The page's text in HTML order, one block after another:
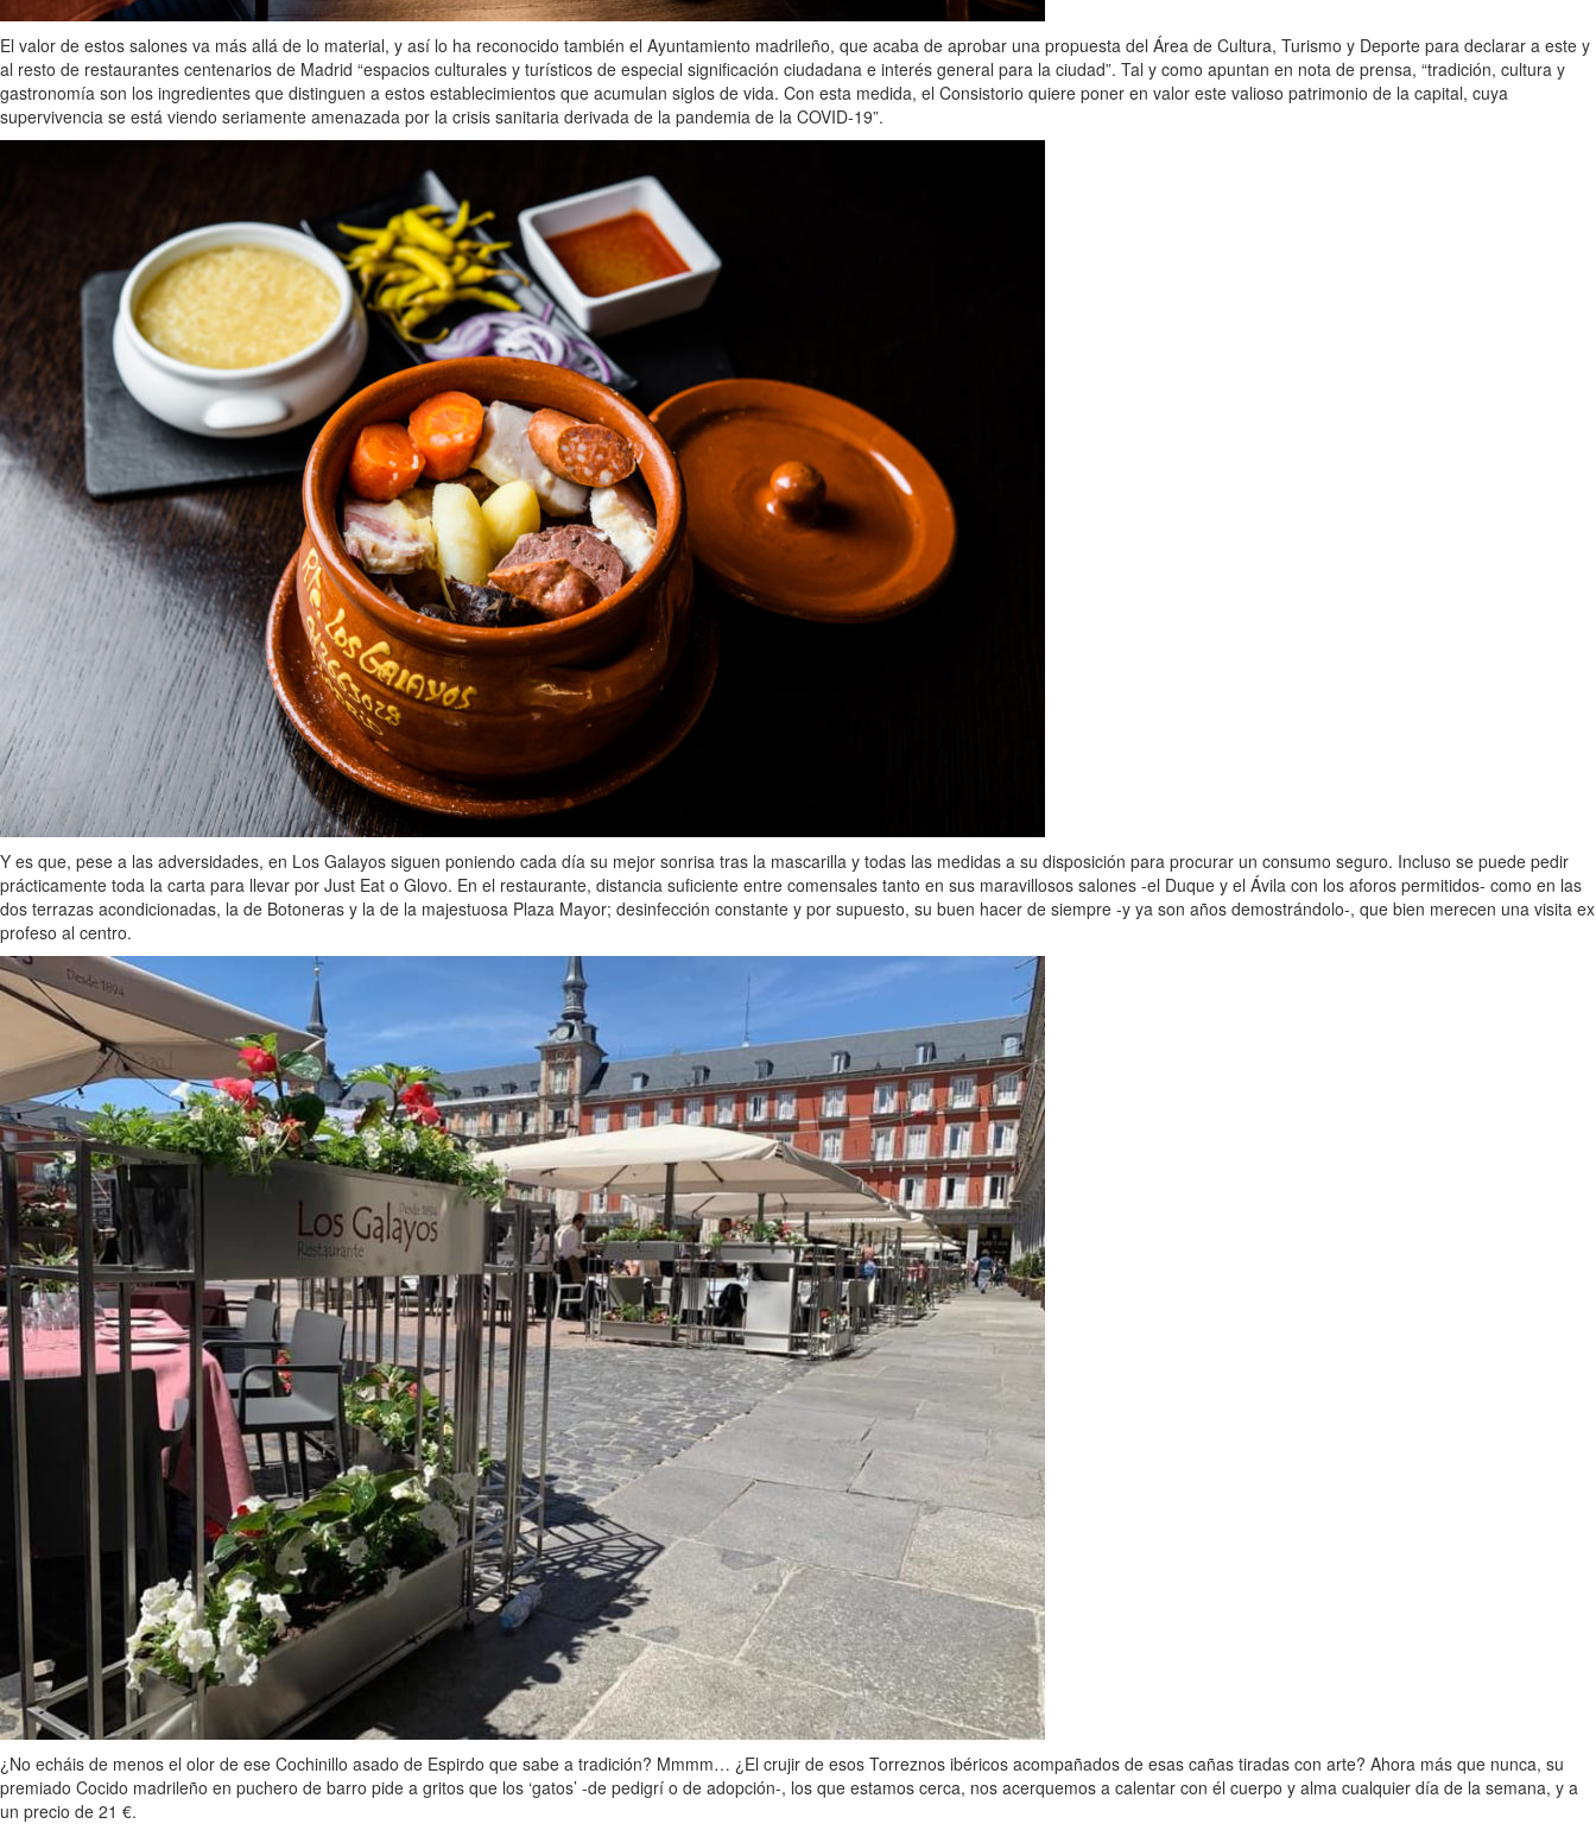
El valor de estos salones va más allá de lo material, y así lo ha reconocido también el Ayuntamiento madrileño, que acaba de aprobar una propuesta del Área de Cultura, Turismo y Deporte para declarar a este y
al resto de restaurantes centenarios de Madrid “espacios culturales y turísticos de especial significación ciudadana e interés general para la ciudad”. Tal y como apuntan en nota de prensa, “tradición, cultura y
gastronomía son los ingredientes que distinguen a estos establecimientos que acumulan siglos de vida. Con esta medida, el Consistorio quiere poner en valor este valioso patrimonio de la capital, cuya
supervivencia se está viendo seriamente amenazada por la crisis sanitaria derivada de la pandemia de la COVID-19”.
Y es que, pese a las adversidades, en Los Galayos siguen poniendo cada día su mejor sonrisa tras la mascarilla y todas las medidas a su disposición para procurar un consumo seguro. Incluso se puede pedir
prácticamente toda la carta para llevar por Just Eat o Glovo. En el restaurante, distancia suficiente entre comensales tanto en sus maravillosos salones -el Duque y el Ávila con los aforos permitidos- como en las
dos terrazas acondicionadas, la de Botoneras y la de la majestuosa Plaza Mayor; desinfección constante y por supuesto, su buen hacer de siempre -y ya son años demostrándolo-, que bien merecen una visita ex
profeso al centro.
¿No echáis de menos el olor de ese Cochinillo asado de Espirdo que sabe a tradición? Mmmm… ¿El crujir de esos Torreznos ibéricos acompañados de esas cañas tiradas con arte? Ahora más que nunca, su
premiado Cocido madrileño en puchero de barro pide a gritos que los ‘gatos’ -de pedigrí o de adopción-, los que estamos cerca, nos acerquemos a calentar con él cuerpo y alma cualquier día de la semana, y a
un precio de 21 €.